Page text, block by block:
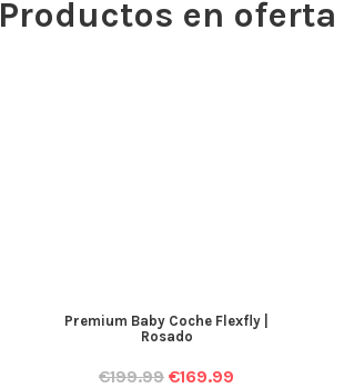
Productos en oferta
Premium Baby Coche Flexfly |
Rosado
€199.99 €169.99